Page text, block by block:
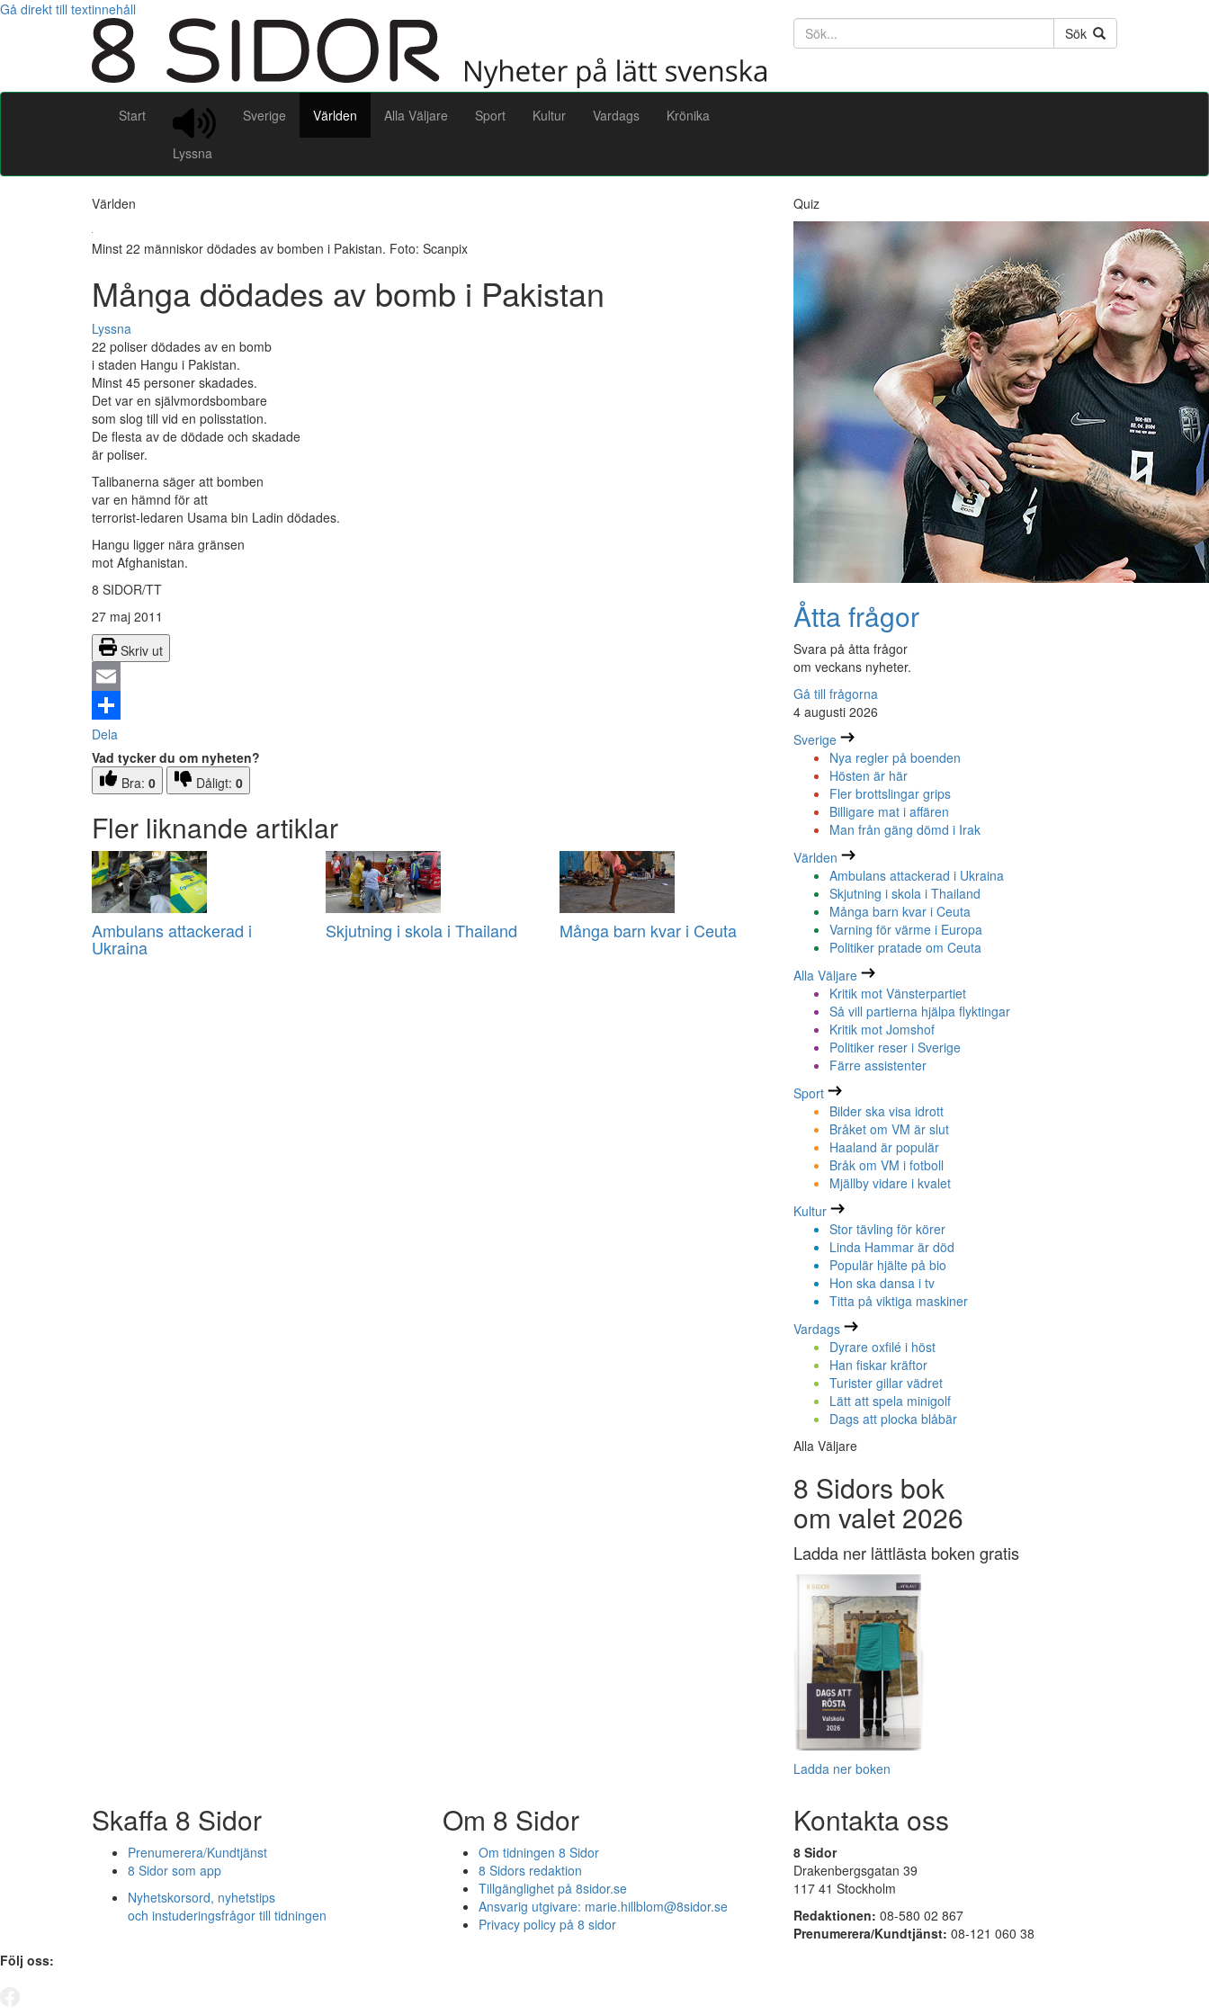
Gå direkt till textinnehåll
Söktext
Sök
Start
Lyssna
Sverige Världen Alla Väljare Sport Kultur Vardags Krönika
Världen
Minst 22 människor dödades av bomben i Pakistan. Foto: Scanpix
Många dödades av bomb i Pakistan
Lyssna
22 poliser dödades av en bomb
i staden Hangu i Pakistan.
Minst 45 personer skadades.
Det var en självmordsbombare
som slog till vid en polisstation.
De flesta av de dödade och skadade
är poliser.
Talibanerna säger att bomben
var en hämnd för att
terrorist-ledaren Usama bin Ladin dödades.
Hangu ligger nära gränsen
mot Afghanistan.
8 SIDOR/TT
27 maj 2011
Skriv ut
Email
Dela
Vad tycker du om nyheten?
Bra: 0 Dåligt: 0
Fler liknande artiklar
Ambulans attackerad i
Ukraina
Skjutning i skola i Thailand Många barn kvar i Ceuta
Quiz
Åtta frågor
Svara på åtta frågor
om veckans nyheter.
Gå till frågorna
4 augusti 2026
Sverige
Nya regler på boenden
Hösten är här
Fler brottslingar grips
Billigare mat i affären
Man från gäng dömd i Irak
Världen
Ambulans attackerad i Ukraina
Skjutning i skola i Thailand
Många barn kvar i Ceuta
Varning för värme i Europa
Politiker pratade om Ceuta
Alla Väljare
Kritik mot Vänsterpartiet
Så vill partierna hjälpa flyktingar
Kritik mot Jomshof
Politiker reser i Sverige
Färre assistenter
Sport
Bilder ska visa idrott
Bråket om VM är slut
Haaland är populär
Bråk om VM i fotboll
Mjällby vidare i kvalet
Kultur
Stor tävling för körer
Linda Hammar är död
Populär hjälte på bio
Hon ska dansa i tv
Titta på viktiga maskiner
Vardags
Dyrare oxfilé i höst
Han fiskar kräftor
Turister gillar vädret
Lätt att spela minigolf
Dags att plocka blåbär
Alla Väljare
8 Sidors bok
om valet 2026
Ladda ner lättlästa boken gratis
Ladda ner boken
Skaffa 8 Sidor
Prenumerera/Kundtjänst
8 Sidor som app
Nyhetskorsord, nyhetstips
och instuderingsfrågor till tidningen
Om 8 Sidor
Om tidningen 8 Sidor
8 Sidors redaktion
Tillgänglighet på 8sidor.se
Ansvarig utgivare: marie.hillblom@8sidor.se
Privacy policy på 8 sidor
Kontakta oss
8 Sidor
Drakenbergsgatan 39
117 41 Stockholm
Redaktionen: 08-580 02 867
Prenumerera/Kundtjänst: 08-121 060 38
Följ oss: